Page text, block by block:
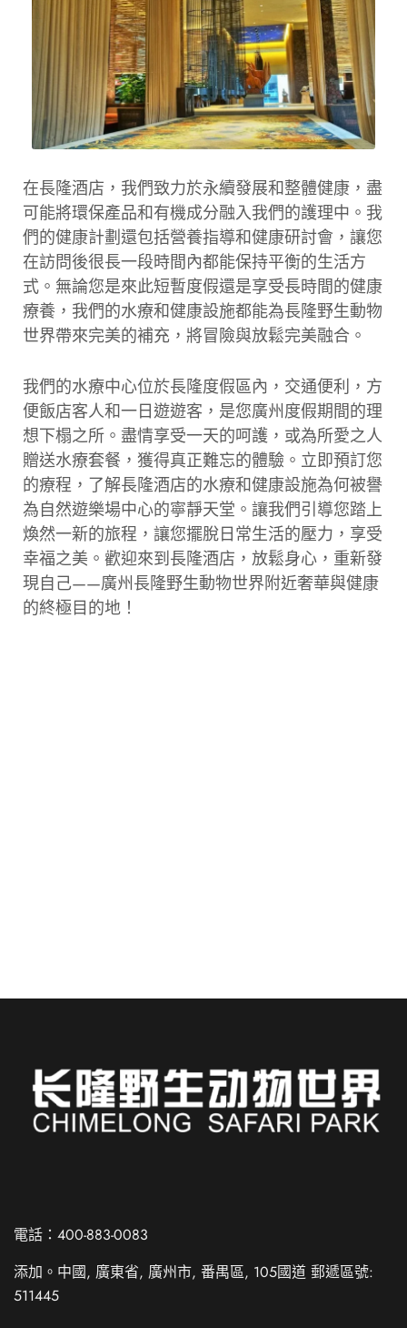
在長隆酒店，我們致力於永續發展和整體健康，盡
可能將環保產品和有機成分融入我們的護理中。我
們的健康計劃還包括營養指導和健康研討會，讓您
在訪問後很長一段時間內都能保持平衡的生活方
式。無論您是來此短暫度假還是享受長時間的健康
療養，我們的水療和健康設施都能為長隆野生動物
世界帶來完美的補充，將冒險與放鬆完美融合。
我們的水療中心位於長隆度假區內，交通便利，方
便飯店客人和一日遊遊客，是您廣州度假期間的理
想下榻之所。盡情享受一天的呵護，或為所愛之人
贈送水療套餐，獲得真正難忘的體驗。立即預訂您
的療程，了解長隆酒店的水療和健康設施為何被譽
為自然遊樂場中心的寧靜天堂。讓我們引導您踏上
煥然一新的旅程，讓您擺脫日常生活的壓力，享受
幸福之美。歡迎來到長隆酒店，放鬆身心，重新發
現自己——廣州長隆野生動物世界附近奢華與健康
的終極目的地！
電話：400-883-0083
添加。中國, 廣東省, 廣州市, 番禺區, 105國道 郵遞區號:
511445
German